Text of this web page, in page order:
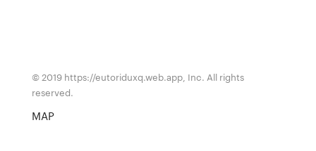
© 2019 https://eutoriduxq.web.app, Inc. All rights
reserved.
MAP